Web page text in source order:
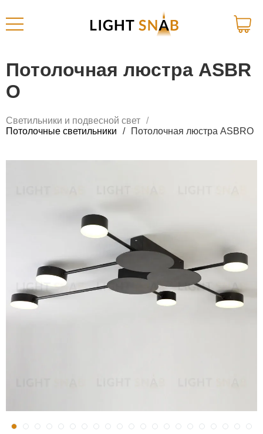
Потолочная люстра ASBR
O
Светильники и подвесной свет
Потолочные светильники
Потолочная люстра ASBRO